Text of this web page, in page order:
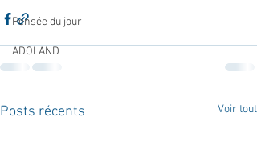
Pensée du jour
ADOLAND
Posts récents Voir tout